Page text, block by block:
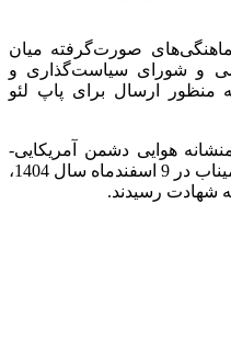
صورت‌گرفته میان
و شورای سیاست‌گذاری و
منظور ارسال برای پاپ لئو
هوایی دشمن آمریکایی-
صهیونیستی به دبستان شجره‌طیبه میناب در 9 اسفندماه سال 1404،